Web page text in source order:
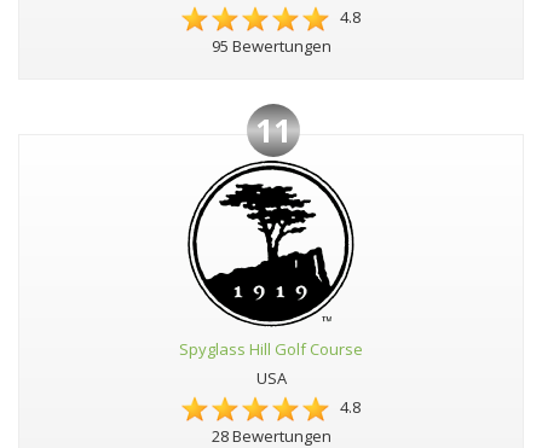
4.8
95 Bewertungen
11
Spyglass Hill Golf Course
USA
4.8
28 Bewertungen